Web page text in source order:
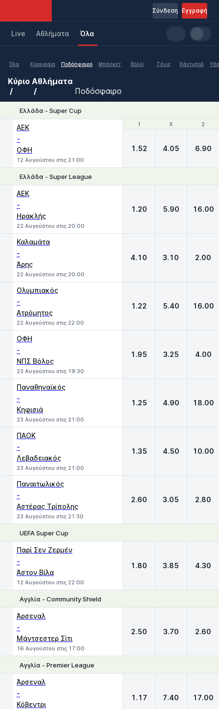
Εγγραφή
Σύνδεση
Live Aθλήματα Όλα
Όλα Κορυφαία Ποδόσφαιρο Μπάσκετ Βόλεϊ Τένις Χάντμπολ
Κύριο Αθλήματα
Ποδόσφαιρο
Ελλάδα - Super Cup
1 X 2
ΑΕΚ
-
ΟΦΗ
12 Αυγούστου στις 21:00
1 X 2
1.52 4.05 6.90
Ελλάδα - Super League
ΑΕΚ
-
Ηρακλής
22 Αυγούστου στις 20:00
1.20 5.90 16.00
Καλαμάτα
-
Άρης
22 Αυγούστου στις 20:00
4.10 3.10 2.00
Ολυμπιακός
-
Ατρόμητος
22 Αυγούστου στις 22:00
1.22 5.40 16.00
ΟΦΗ
-
ΝΠΣ Βόλος
23 Αυγούστου στις 19:30
1.95 3.25 4.00
Παναθηναϊκός
-
Κηφισιά
23 Αυγούστου στις 21:00
1.25 4.90 18.00
ΠΑΟΚ
-
Λεβαδειακός
23 Αυγούστου στις 21:00
1.35 4.50 10.00
Παναιτωλικός
-
Αστέρας Τρίπολης
23 Αυγούστου στις 21:30
2.60 3.05 2.80
UEFA Super Cup
Παρί Σεν Ζερμέν
-
Άστον Βίλα
12 Αυγούστου στις 22:00
1.80 3.85 4.30
Αγγλία - Community Shield
Άρσεναλ
-
Μάντσεστερ Σίτι
16 Αυγούστου στις 17:00
2.50 3.70 2.60
Αγγλία - Premier League
Άρσεναλ
-
Κόβεντρι
1.17 7.40 17.00